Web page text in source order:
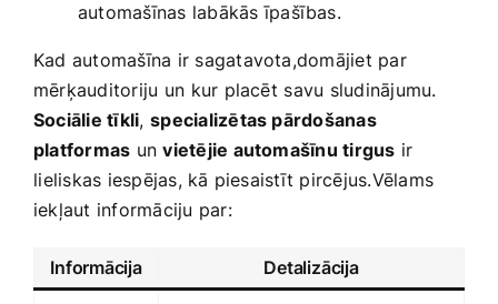
automašīnas labākās īpašības.
Kad automašīna ir sagatavota,domājiet par
mērķauditoriju ⁣un kur placēt⁣ savu sludinājumu.
Sociālie tīkli,⁣specializētas pārdošanas ​
platformas unvietējie automašīnu tirgus ir
⁢lieliskas iespējas, kā piesaistīt pircējus.Vēlams⁤
iekļaut informāciju par:
Informācija Detalizācija